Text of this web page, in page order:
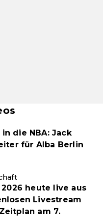
die NBA: Jack
für Alba Berlin
heute live aus
Livestream
am 7.